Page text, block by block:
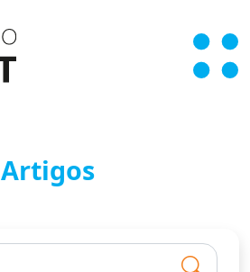
Artigos